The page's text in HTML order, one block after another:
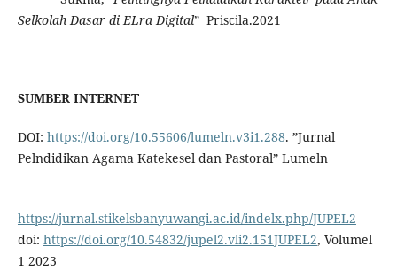
Selkolah Dasar di ELra Digital” Priscila.2021
SUMBER INTERNET
DOI: https://doi.org/10.55606/lumeln.v3i1.288. ”Jurnal
Pelndidikan Agama Katekesel dan Pastoral” Lumeln
https://jurnal.stikelsbanyuwangi.ac.id/indelx.php/JUPEL2
doi: https://doi.org/10.54832/jupel2.vli2.151JUPEL2, Volumel
1 2023